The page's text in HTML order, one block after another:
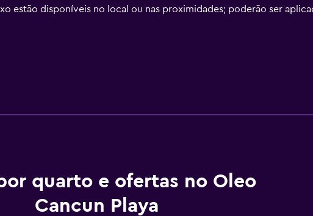
estão disponíveis no local ou nas proximidades; poderão ser
quarto e ofertas no Oleo
Cancun Playa